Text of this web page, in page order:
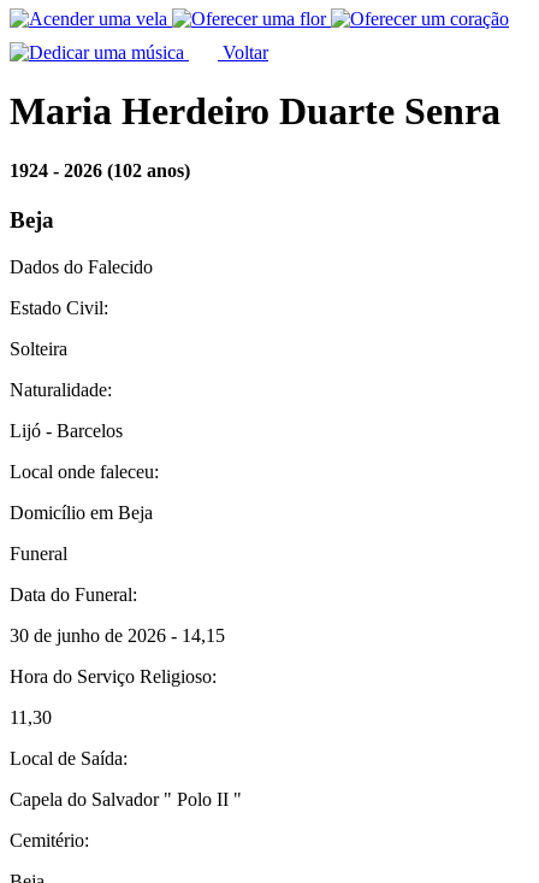
Voltar
Maria Herdeiro Duarte Senra
1924 - 2026 (102 anos)
Beja
Dados do Falecido
Estado Civil:
Solteira
Naturalidade:
Lijó - Barcelos
Local onde faleceu:
Domicílio em Beja
Funeral
Data do Funeral:
30 de junho de 2026 - 14,15
Hora do Serviço Religioso:
11,30
Local de Saída:
Capela do Salvador " Polo II "
Cemitério: